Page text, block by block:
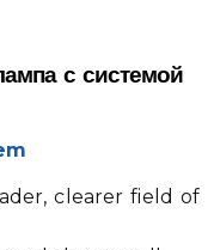
с системой
clearer field of